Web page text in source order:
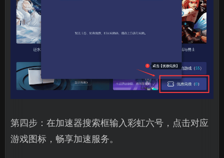
第四步：在加速器搜索框输入彩虹六号，点击对应
游戏图标，畅享加速服务。